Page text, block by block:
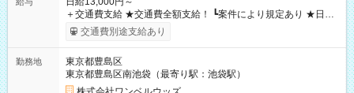
＋交通費支給 ★交通費全額支給！ ┗案件により規定あり ★日払
いOK！（規定あり） ┗働いたその日に現金GET♪ お仕事後はコ
ンビニATMから 日払い分を引き落とせます！ 【試用期間】試
交通費別途支給あり
勤務地
東京都豊島区
東京都豊島区南池袋（最寄り駅：池袋駅）